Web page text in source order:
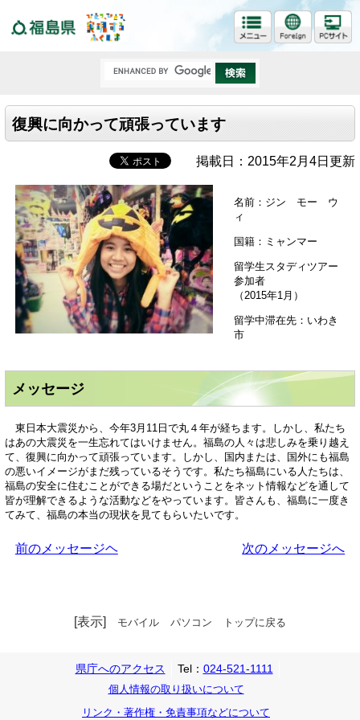
復興に向かって頑張っています
掲載日：2015年2月4日更新
名前：ジン モー ウ
ィ
国籍：ミャンマー
留学生スタディツアー
参加者
（2015年1月）
留学中滞在先：いわき
市
メッセージ
東日本大震災から、今年3月11日で丸４年が経ちます。しかし、私たち
はあの大震災を一生忘れてはいけません。福島の人々は悲しみを乗り越え
て、復興に向かって頑張っています。しかし、国内または、国外にも福島
の悪いイメージがまだ残っているそうです。私たち福島にいる人たちは、
福島の安全に住むことができる場だということをネット情報などを通して
皆が理解できるような活動などをやっています。皆さんも、福島に一度き
てみて、福島の本当の現状を見てもらいたいです。
前のメッセージヘ 次のメッセージへ
[表示] モバイル パソコン トップに戻る
県庁へのアクセス Tel： 024-521-1111
個人情報の取り扱いについて
リンク・著作権・免責事項などについて